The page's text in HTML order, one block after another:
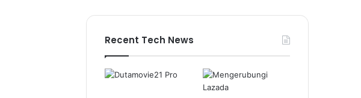
Recent Tech News